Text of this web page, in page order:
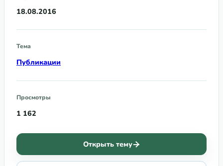
18.08.2016
Тема
Публикации
Просмотры
1 162
Открыть тему